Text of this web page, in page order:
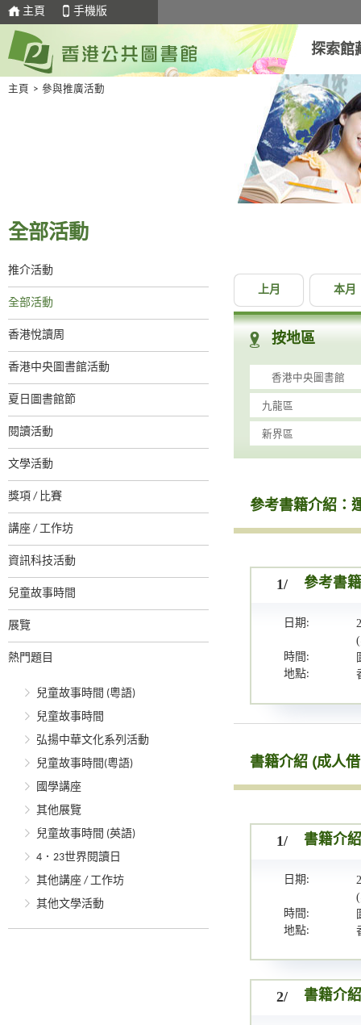
主頁 手機版
探索館
主頁 > 參與推廣活動
全部活動
推介活動
全部活動
香港悅讀周
香港中央圖書館活動
夏日圖書館節
閱讀活動
文學活動
獎項 / 比賽
講座 / 工作坊
資訊科技活動
兒童故事時間
展覽
熱門題目
兒童故事時間 (粵語)
兒童故事時間
弘揚中華文化系列活動
兒童故事時間(粵語)
國學講座
其他展覽
兒童故事時間 (英語)
4．23世界閱讀日
其他講座 / 工作坊
其他文學活動
上月 本月
按地區
參考書籍介紹：
1/ 參考書
日期:
時間:
地點:
書籍介紹 (成人
1/ 書籍介
日期:
時間:
地點:
2/ 書籍介